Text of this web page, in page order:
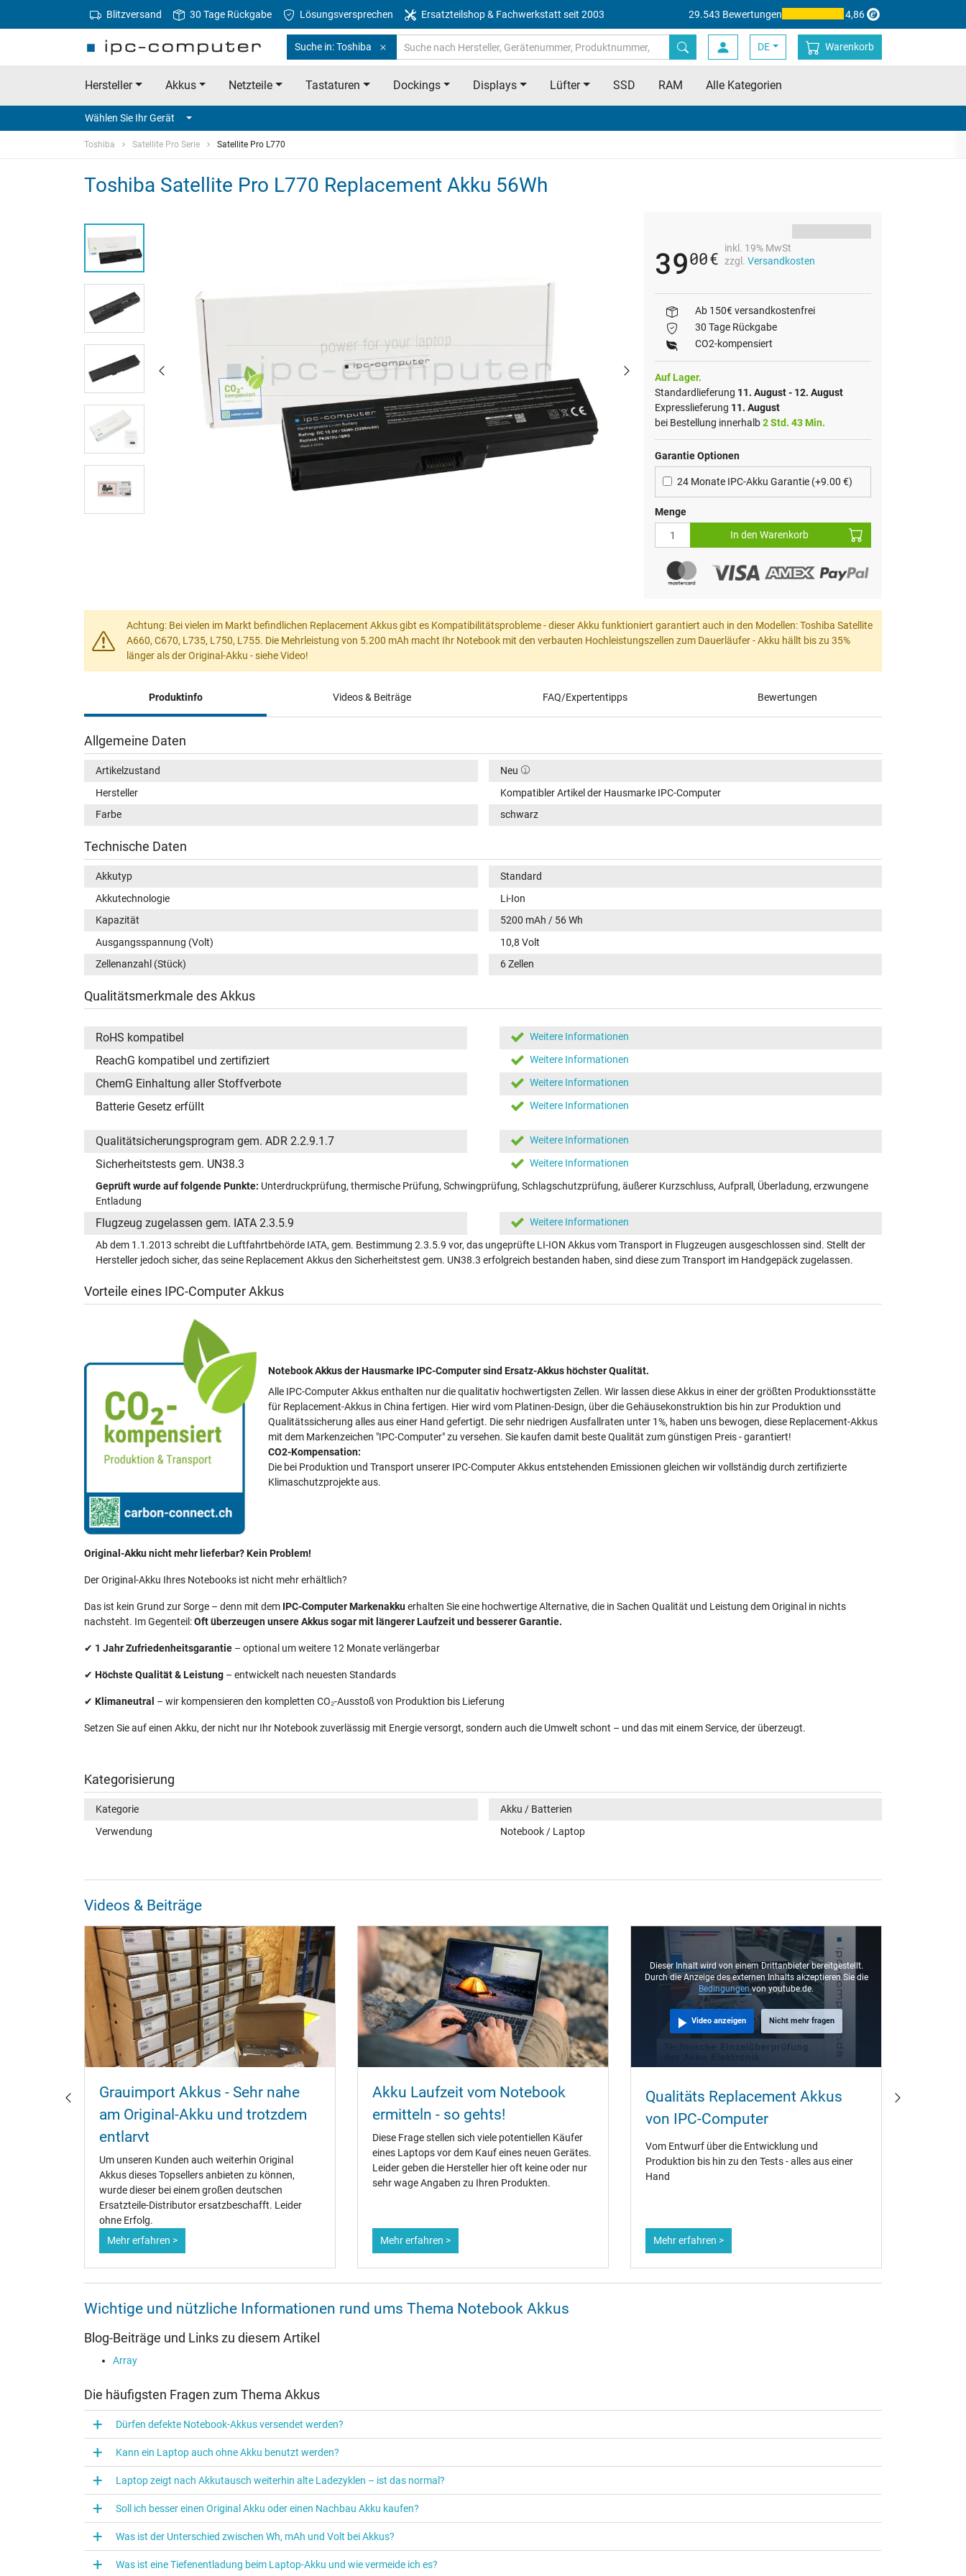
Blitzversand 30 Tage Rückgabe Lösungsversprechen Ersatzteilshop & Fachwerkstatt seit 2003 29.543 Bewertungen 4,86
Suche in: Toshiba DE Warenkorb
Hersteller Akkus Netzteile Tastaturen Dockings Displays Lüfter SSD RAM Alle Kategorien
Wählen Sie Ihr Gerät
Toshiba Satellite Pro Serie Satellite Pro L770
Toshiba Satellite Pro L770 Replacement Akku 56Wh
3900€
inkl. 19% MwSt
zzgl. Versandkosten
Ab 150€ versandkostenfrei
30 Tage Rückgabe
CO2-kompensiert
Auf Lager.
Standardlieferung 11. August - 12. August
Expresslieferung 11. August
bei Bestellung innerhalb2 Std. 43 Min.
Garantie Optionen
24 Monate IPC-Akku Garantie (+9.00 €)
Menge
In den Warenkorb
Achtung: Bei vielen im Markt befindlichen Replacement Akkus gibt es Kompatibilitätsprobleme - dieser Akku funktioniert garantiert auch in den Modellen: Toshiba Satellite
A660, C670, L735, L750, L755. Die Mehrleistung von 5.200 mAh macht Ihr Notebook mit den verbauten Hochleistungszellen zum Dauerläufer - Akku hällt bis zu 35%
länger als der Original-Akku - siehe Video!
Produktinfo Videos & Beiträge FAQ/Expertentipps Bewertungen
Allgemeine Daten
Artikelzustand
Neu
Hersteller
Kompatibler Artikel der Hausmarke IPC-Computer
Farbe
schwarz
Technische Daten
Akkutyp
Standard
Akkutechnologie
Li-Ion
Kapazität
5200 mAh / 56 Wh
Ausgangsspannung (Volt)
10,8 Volt
Zellenanzahl (Stück)
6 Zellen
Qualitätsmerkmale des Akkus
RoHS kompatibel Weitere Informationen
ReachG kompatibel und zertifiziert Weitere Informationen
ChemG Einhaltung aller Stoffverbote Weitere Informationen
Batterie Gesetz erfüllt Weitere Informationen
Qualitätsicherungsprogram gem. ADR 2.2.9.1.7 Weitere Informationen
Sicherheitstests gem. UN38.3
Weitere Informationen
Geprüft wurde auf folgende Punkte: Unterdruckprüfung, thermische Prüfung, Schwingprüfung, Schlagschutzprüfung, äußerer Kurzschluss, Aufprall, Überladung, erzwungene
Entladung
Flugzeug zugelassen gem. IATA 2.3.5.9
Weitere Informationen
Ab dem 1.1.2013 schreibt die Luftfahrtbehörde IATA, gem. Bestimmung 2.3.5.9 vor, das ungeprüfte LI-ION Akkus vom Transport in Flugzeugen ausgeschlossen sind. Stellt der
Hersteller jedoch sicher, das seine Replacement Akkus den Sicherheitstest gem. UN38.3 erfolgreich bestanden haben, sind diese zum Transport im Handgepäck zugelassen.
Vorteile eines IPC-Computer Akkus
Notebook Akkus der Hausmarke IPC-Computer sind Ersatz-Akkus höchster Qualität.
Alle IPC-Computer Akkus enthalten nur die qualitativ hochwertigsten Zellen. Wir lassen diese Akkus in einer der größten Produktionsstätte
für Replacement-Akkus in China fertigen. Hier wird vom Platinen-Design, über die Gehäusekonstruktion bis hin zur Produktion und
Qualitätssicherung alles aus einer Hand gefertigt. Die sehr niedrigen Ausfallraten unter 1%, haben uns bewogen, diese Replacement-Akkus
mit dem Markenzeichen "IPC-Computer" zu versehen. Sie kaufen damit beste Qualität zum günstigen Preis - garantiert!
CO2-Kompensation:
Die bei Produktion und Transport unserer IPC-Computer Akkus entstehenden Emissionen gleichen wir vollständig durch zertifizierte
Klimaschutzprojekte aus.
Original-Akku nicht mehr lieferbar? Kein Problem!
Der Original-Akku Ihres Notebooks ist nicht mehr erhältlich?
Das ist kein Grund zur Sorge – denn mit dem IPC-Computer Markenakkuerhalten Sie eine hochwertige Alternative, die in Sachen Qualität und Leistung dem Original in nichts
nachsteht. Im Gegenteil:Oft überzeugen unsere Akkus sogar mit längerer Laufzeit und besserer Garantie.
✔ 1 Jahr Zufriedenheitsgarantie – optional um weitere 12 Monate verlängerbar
✔ Höchste Qualität & Leistung – entwickelt nach neuesten Standards
✔ Klimaneutral – wir kompensieren den kompletten CO₂-Ausstoß von Produktion bis Lieferung
Setzen Sie auf einen Akku, der nicht nur Ihr Notebook zuverlässig mit Energie versorgt, sondern auch die Umwelt schont – und das mit einem Service, der überzeugt.
Kategorisierung
Kategorie
Akku / Batterien
Verwendung
Notebook / Laptop
Videos & Beiträge
Grauimport Akkus - Sehr nahe
am Original-Akku und trotzdem
entlarvt
Um unseren Kunden auch weiterhin Original
Akkus dieses Topsellers anbieten zu können,
wurde dieser bei einem großen deutschen
Ersatzteile-Distributor ersatzbeschafft. Leider
ohne Erfolg.
Mehr erfahren >
Akku Laufzeit vom Notebook
ermitteln - so gehts!
Diese Frage stellen sich viele potentiellen Käufer
eines Laptops vor dem Kauf eines neuen Gerätes.
Leider geben die Hersteller hier oft keine oder nur
sehr wage Angaben zu Ihren Produkten.
Mehr erfahren >
Dieser Inhalt wird von einem Drittanbieter bereitgestellt.
Durch die Anzeige des externen Inhalts akzeptieren Sie die
Bedingungenvon youtube.de.
Video anzeigen Nicht mehr fragen
Qualitäts Replacement Akkus
von IPC-Computer
Vom Entwurf über die Entwicklung und
Produktion bis hin zu den Tests - alles aus einer
Hand
Mehr erfahren >
Wichtige und nützliche Informationen rund ums Thema Notebook Akkus
Blog-Beiträge und Links zu diesem Artikel
Array
Die häufigsten Fragen zum Thema Akkus
Dürfen defekte Notebook-Akkus versendet werden?
Kann ein Laptop auch ohne Akku benutzt werden?
Laptop zeigt nach Akkutausch weiterhin alte Ladezyklen – ist das normal?
Soll ich besser einen Original Akku oder einen Nachbau Akku kaufen?
Was ist der Unterschied zwischen Wh, mAh und Volt bei Akkus?
Was ist eine Tiefenentladung beim Laptop‑Akku und wie vermeide ich es?